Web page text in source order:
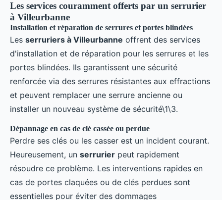
Les services couramment offerts par un serrurier
à Villeurbanne
Installation et réparation de serrures et portes blindées
Les serruriers à Villeurbanne offrent des services
d'installation et de réparation pour les serrures et les
portes blindées. Ils garantissent une sécurité
renforcée via des serrures résistantes aux effractions
et peuvent remplacer une serrure ancienne ou
installer un nouveau système de sécurité\1\3.
Dépannage en cas de clé cassée ou perdue
Perdre ses clés ou les casser est un incident courant.
Heureusement, un serrurier peut rapidement
résoudre ce problème. Les interventions rapides en
cas de portes claquées ou de clés perdues sont
essentielles pour éviter des dommages